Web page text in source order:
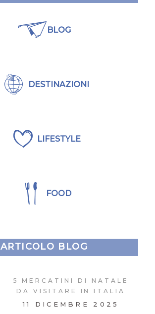
BLOG
DESTINAZIONI
LIFESTYLE
FOOD
ARTICOLO BLOG
5 MERCATINI DI NATALE
DA VISITARE IN ITALIA
11 DICEMBRE 2025